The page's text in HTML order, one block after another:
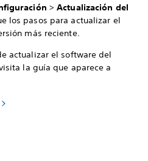
>Actualización del
los pasos para actualizar el
más reciente.
actualizar el software del
la guía que aparece a